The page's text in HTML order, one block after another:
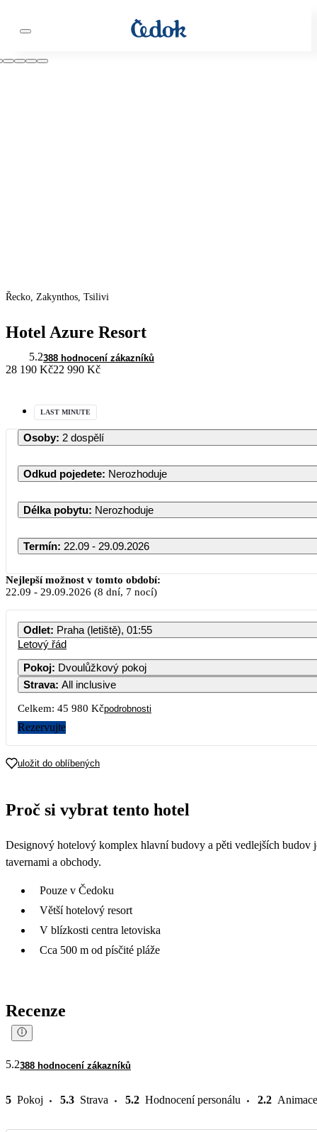
Řecko, Zakynthos, Tsilivi
Hotel Azure Resort
5.2388 hodnocení zákazníků
28 190 Kč22 990 Kč
LAST MINUTE
Osoby: 2 dospělí
Odkud pojedete: Nerozhoduje
Délka pobytu: Nerozhoduje
Termín: 22.09 - 29.09.2026
PO ÚT
Nejlepší možnost v tomto období:
22.09 - 29.09.2026 (8 dní, 7 nocí)
Odlet: Praha (letiště), 01:55
Letový řád
Pokoj: Dvoulůžkový pokoj
Strava: All inclusive
Celkem: 45 980 Kčpodrobnosti
Rezervujte
uložit do oblíbených
Proč si vybrat tento hotel
Designový hotelový komplex hlavní budovy a pěti vedlejších budov
tavernami a obchody.
Pouze v Čedoku
Větší hotelový resort
V blízkosti centra letoviska
Cca 500 m od písčité pláže
Recenze
5.2388 hodnocení zákazníků
5 Pokoj 5.3 Strava 5.2 Hodnocení personálu 2.2 Animace